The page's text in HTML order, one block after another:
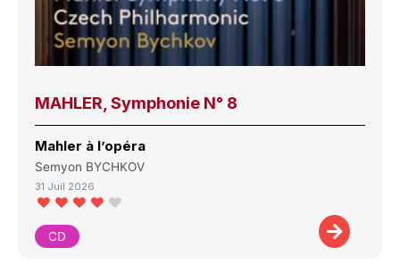
MAHLER, Symphonie N° 8
Mahler à l’opéra
Semyon BYCHKOV
31 Juil 2026
CD